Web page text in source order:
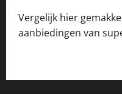
Vergelijk hier
aanbiedingen van